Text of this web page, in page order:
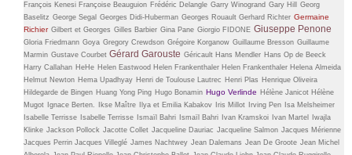
François Kenesi Françoise Beauguion Frédéric Delangle Garry Winogrand Gary Hill
Georg
Baselitz George Segal Georges Didi-Huberman Georges Rouault Gerhard Richter Germaine
Richier Gilbert et Georges Gilles Barbier Gina Pane Giorgio FIDONE Giuseppe Penone
Gloria Friedmann Goya Gregory Crewdson Grégoire Korganow Guillaume Bresson Guillaume
Marmin Gustave Courbet Gérard Garouste Géricault Hans Mendler Hans Op de Beeck
Harry Callahan HeHe Helen Eastwood Helen Frankenthaler Helen Frankenthaler Helena Almeida
Helmut Newton Hema Upadhyay Henri de Toulouse Lautrec Henri Plas Henrique Oliveira
Hildegarde de Bingen Huang Yong Ping Hugo Bonamin Hugo Verlinde Hélène Janicot Hélène
Mugot
Ignace Berten. Ikse Maître Ilya et Emilia Kabakov Iris Millot Irving Pen
Isa Melsheimer
Isabelle Terrisse
Isabelle Terrisse Ismaïl Bahri Ismaïl Bahri Ivan Kramskoi Ivan Martel
Iwajla
Klinke Jackson Pollock Jacotte Collet Jacqueline Dauriac Jacqueline Salmon Jacques Mérienne
Jacques Perrin Jacques Villeglé James Nachtwey Jean Dalemans Jean De Groote Jean Michel